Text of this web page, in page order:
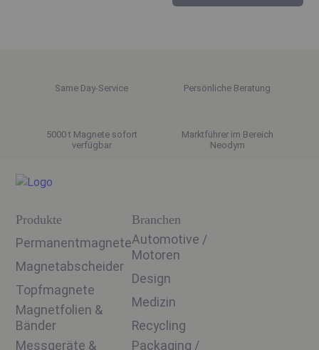
Same Day-Service Persönliche Beratung
5000 t Magnete sofort
verfügbar
Marktführer im Bereich
Neodym
Produkte
Permanentmagnete
Magnetabscheider
Topfmagnete
Magnetfolien &
Bänder
Messgeräte &
Branchen
Automotive /
Motoren
Design
Medizin
Recycling
Packaging /